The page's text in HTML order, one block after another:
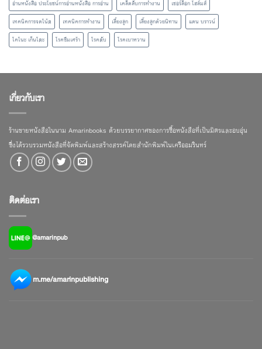
อ่านหนังสือ ประโยชน์การอ่านหนังสือ การอ่าน
เคล็ดลับการทำงาน
เชอร์ล็อก โฮล์มส์
เทคนิคการจดโน้ต
เทคนิคการทำงาน เลี้ยงลูก เลี้ยงลูกด้วยนิทาน
แดน บราวน์
โคโนะ เก็นโตะ
โรคซึมเศร้า โรคตับ โรคเบาหวาน
เกี่ยวกับเรา
ร้านขายหนังสือในนาม Amarinbooks ด้วยบรรยากาศของการซื้อหนังสือที่เป็นมิตรและอบอุ่น
ซึ่งได้รวบรวมหนังสือที่จัดพิมพ์และสร้างสรรค์โดยสำนักพิมพ์ในเครืออมรินทร์
ติดต่อเรา
@amarinpub
m.me/amarinpublishing